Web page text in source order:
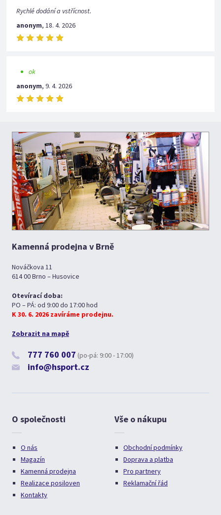
Rychlé dodání a vstřícnost.
anonym,18. 4. 2026
ok
anonym,9. 4. 2026
Kamenná prodejna v Brně
Nováčkova 11
614 00 Brno – Husovice
Otevírací doba:
PO – PÁ: od 9:00 do 17:00 hod
K 30. 6. 2026 zavíráme prodejnu.
Zobrazit na mapě
777 760 007 (po-pá: 9:00 - 17:00)
info@hsport.cz
O společnosti
O nás
Magazín
Kamenná prodejna
Realizace posiloven
Kontakty
Vše o nákupu
Obchodní podmínky
Doprava a platba
Pro partnery
Reklamační řád